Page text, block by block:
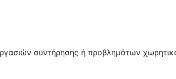
συντήρησης ή προβλημάτων